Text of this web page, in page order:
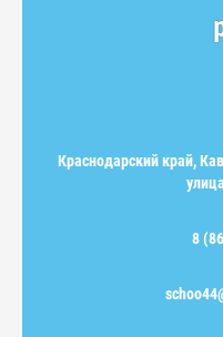
Краснодарский край,
8